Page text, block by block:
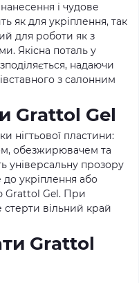
і чудове
як для укріплення, так
для роботи як з
Якісна поталь у
надаючи
з салонним
Grattol Gel
нігтьової пластини:
обезжирювачем та
універсальну прозору
до укріплення або
Grattol Gel. При
стерти вільний край
Grattol